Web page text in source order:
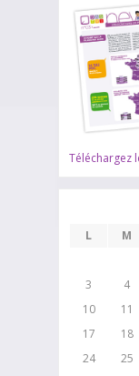
Téléchargez
L M
3
4
10
11
17
18
24
25